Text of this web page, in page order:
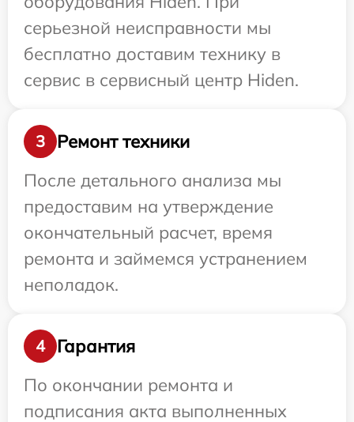
серьезной неисправности мы
бесплатно доставим технику в
сервис в сервисный центр Hiden.
3
Ремонт техники
После детального анализа мы
предоставим на утверждение
окончательный расчет, время
ремонта и займемся устранением
неполадок.
4
Гарантия
По окончании ремонта и
подписания акта выполненных